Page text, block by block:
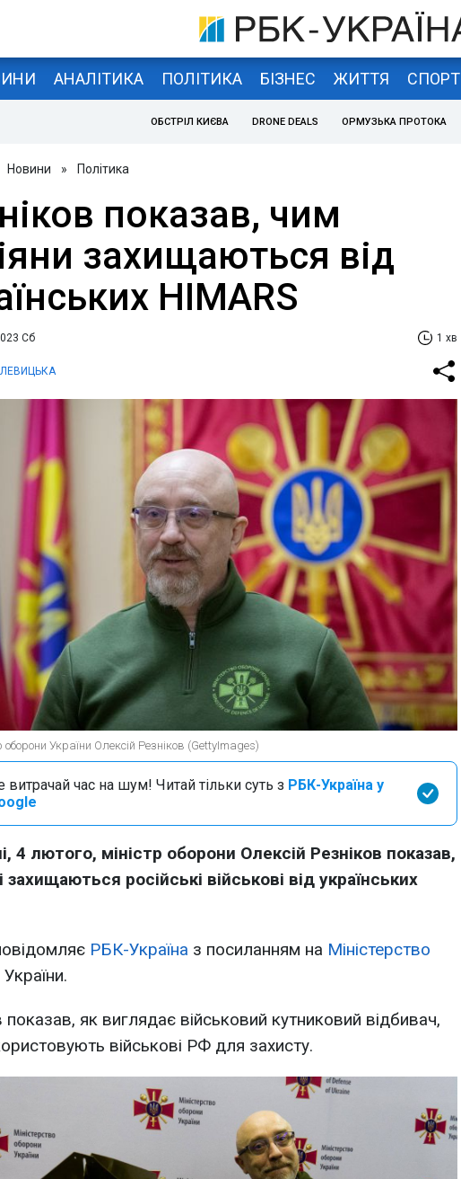
АНАЛІТИКА ПОЛІТИКА БІЗНЕС ЖИТТЯ СПОРТ
ОБСТРІЛ КИЄВА DRONE DEALS ОРМУЗЬКА ПРОТОКА
Новини » Політика
показав, чим
захищаються від
HIMARS
Сб 1 хв
ЛЕВИЦЬКА
оборони України Олексій Резніков (GettyImages)
витрачай час на шум! Читай тільки суть з РБК-Україна у
4 лютого, міністр оборони Олексій Резніков показав,
захищаються російські військові від українських
РБК-Україна з посиланням на Міністерство
України.
показав, як виглядає військовий кутниковий відбивач,
військові РФ для захисту.